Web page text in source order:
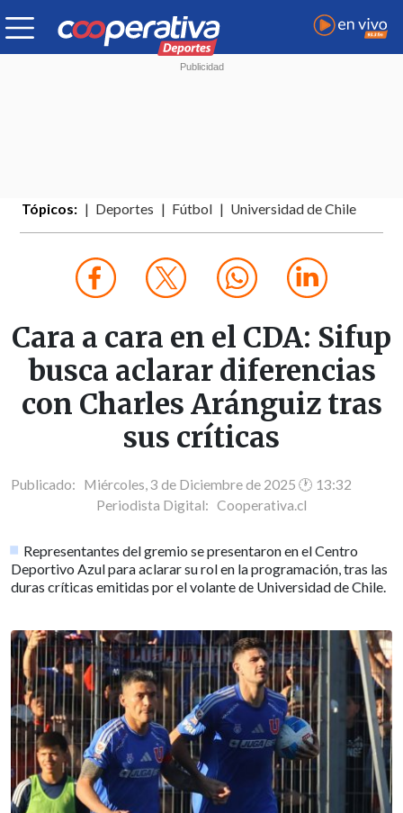
Tópicos: Deportes Fútbol Universidad de Chile
Cara a cara en el CDA: Sifup
busca aclarar diferencias
con Charles Aránguiz tras
sus críticas
Publicado: Miércoles, 3 de Diciembre de 2025 🕐 13:32
Periodista Digital: Cooperativa.cl
Representantes del gremio se presentaron en el Centro
Deportivo Azul para aclarar su rol en la programación, tras las
duras críticas emitidas por el volante de Universidad de Chile.